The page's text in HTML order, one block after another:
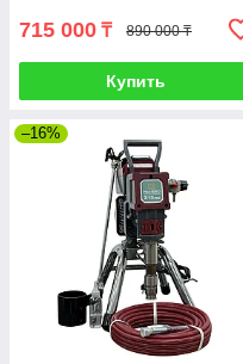
715 000 ₸ 890 000 ₸
Купить
–16%